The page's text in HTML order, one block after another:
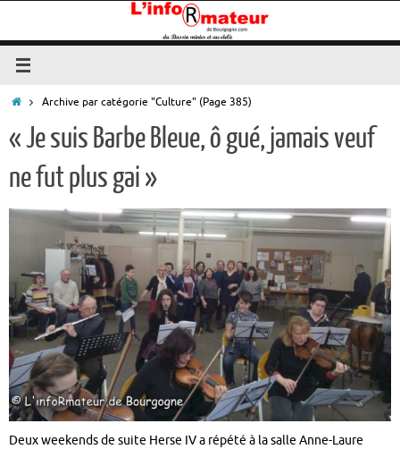
contenu
Accueil
Archive par catégorie "Culture"(Page 385)
« Je suis Barbe Bleue, ô gué, jamais veuf
ne fut plus gai »
Deux weekends de suite Herse IV a répété à la salle Anne-Laure